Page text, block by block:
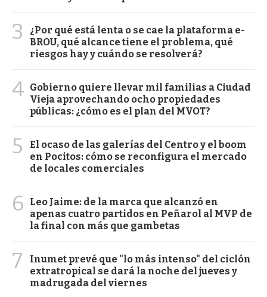
3
¿Por qué está lenta o se cae la plataforma e-
BROU, qué alcance tiene el problema, qué
riesgos hay y cuándo se resolverá?
4 Gobierno quiere llevar mil familias a Ciudad
Vieja aprovechando ocho propiedades
públicas: ¿cómo es el plan del MVOT?
5
El ocaso de las galerías del Centro y el boom
en Pocitos: cómo se reconfigura el mercado
de locales comerciales
6
Leo Jaime: de la marca que alcanzó en
apenas cuatro partidos en Peñarol al MVP de
la final con más que gambetas
7
Inumet prevé que "lo más intenso" del ciclón
extratropical se dará la noche del jueves y
madrugada del viernes